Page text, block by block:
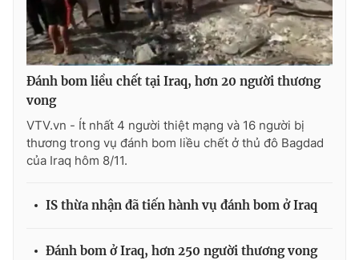
VTV Money VTV Thể thao
VTV Sức khoẻ Bất động sản
Thị trường 24h
VTV4
VTV9 VTV8
Liên hệ tòa soạn English
Đánh bom liều chết tại Iraq, hơn 20 người thương
vong
VTV.vn - Ít nhất 4 người thiệt mạng và 16 người bị
thương trong vụ đánh bom liều chết ở thủ đô Bagdad
của Iraq hôm 8/11.
IS thừa nhận đã tiến hành vụ đánh bom ở Iraq
Đánh bom ở Iraq, hơn 250 người thương vong